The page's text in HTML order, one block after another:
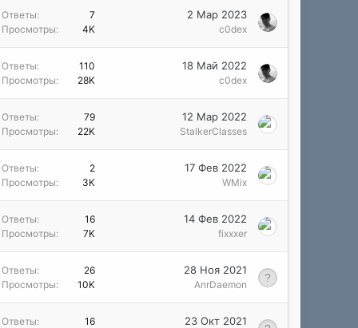
Ответы
7
Просмотры
4K
2 Мар 2023
c0dex
Ответы
110
Просмотры
28K
18 Май 2022
c0dex
Ответы
79
Просмотры
22K
12 Мар 2022
StalkerClasses
Ответы
2
Просмотры
3K
17 Фев 2022
WMix
Ответы
16
Просмотры
7K
14 Фев 2022
fixxxer
Ответы
26
Просмотры
10K
28 Ноя 2021
AnrDaemon
Ответы
16
23 Окт 2021